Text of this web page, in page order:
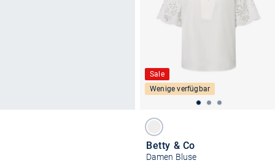
Sale
Wenige verfügbar
Betty & Co
Damen Bluse